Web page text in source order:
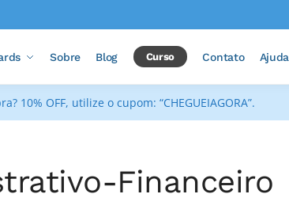
Sobre Blog Curso Contato Ajuda
10% OFF, utilize o cupom: “CHEGUEIAGORA”.
Financeiro